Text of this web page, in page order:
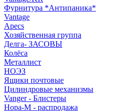
Фурнитура *Антипаника*
Vantage
Apecs
Хозяйственная группа
Делга- ЗАСОВЫ
Колёса
Металлист
НОЭЗ
Ящики почтовые
Цилиндровые механизмы
Vanger - Блистеры
Нора-М - распродажа